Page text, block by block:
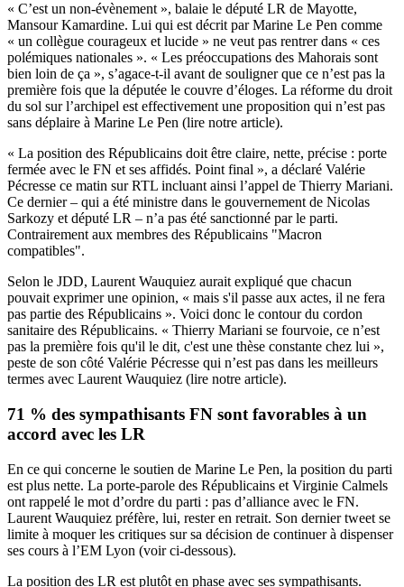
« C’est un non-évènement », balaie le député LR de Mayotte,
Mansour Kamardine. Lui qui est décrit par Marine Le Pen comme
« un collègue courageux et lucide » ne veut pas rentrer dans « ces
polémiques nationales ». « Les préoccupations des Mahorais sont
bien loin de ça », s’agace-t-il avant de souligner que ce n’est pas la
première fois que la députée le couvre d’éloges. La réforme du droit
du sol sur l’archipel est effectivement une proposition qui n’est pas
sans déplaire à Marine Le Pen (lire notre article).
« La position des Républicains doit être claire, nette, précise : porte
fermée avec le FN et ses affidés. Point final », a déclaré Valérie
Pécresse ce matin surRTL incluant ainsi l’appel de Thierry Mariani.
Ce dernier – qui a été ministre dans le gouvernement de Nicolas
Sarkozy et député LR – n’a pas été sanctionné par le parti.
Contrairement aux membres des Républicains "Macron
compatibles".
Selon le JDD, Laurent Wauquiez aurait expliqué que chacun
pouvait exprimer une opinion, « mais s'il passe aux actes, il ne fera
pas partie des Républicains ». Voici donc le contour du cordon
sanitaire des Républicains. « Thierry Mariani se fourvoie, ce n’est
pas la première fois qu'il le dit, c'est une thèse constante chez lui »,
peste de son côté Valérie Pécresse qui n’est pas dans les meilleurs
termes avec Laurent Wauquiez (lire notre article).
71 % des sympathisants FN sont favorables à un
accord avec les LR
En ce qui concerne le soutien de Marine Le Pen, la position du parti
est plus nette. La porte-parole des Républicains et Virginie Calmels
ont rappelé le mot d’ordre du parti : pas d’alliance avec le FN.
Laurent Wauquiez préfère, lui, rester en retrait. Son dernier tweet se
limite à moquer les critiques sur sa décision de continuer à dispenser
ses cours à l’EM Lyon (voir ci-dessous).
La position des LR est plutôt en phase avec ses sympathisants.